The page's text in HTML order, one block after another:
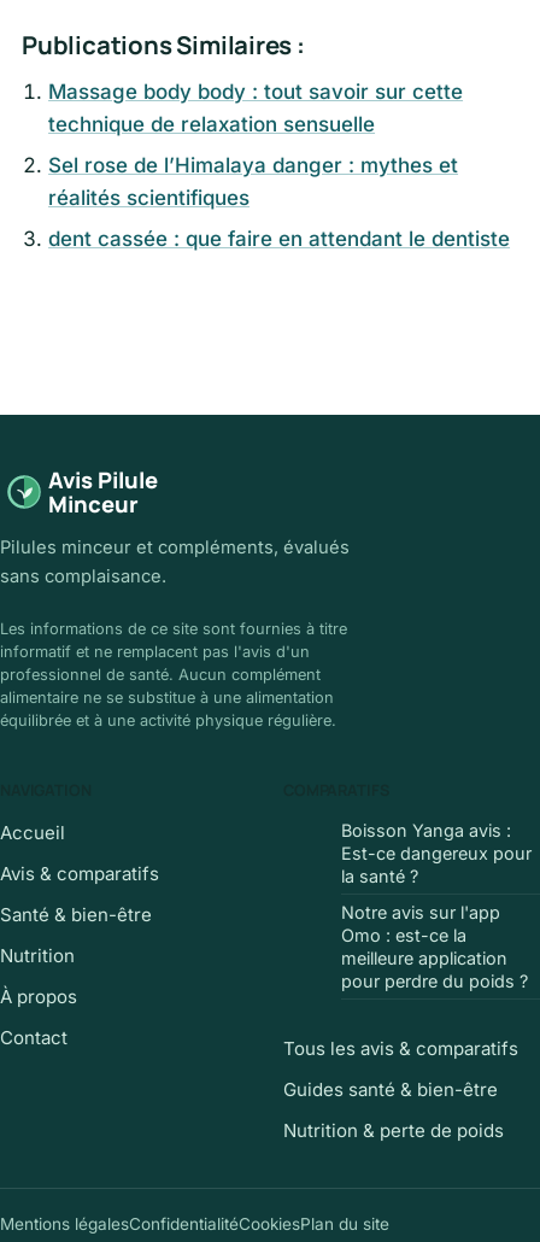
Publications Similaires :
Massage body body : tout savoir sur cette
technique de relaxation sensuelle
Sel rose de l’Himalaya danger : mythes et
réalités scientifiques
dent cassée : que faire en attendant le dentiste
Avis Pilule
Minceur
Pilules minceur et compléments, évalués
sans complaisance.
Les informations de ce site sont fournies à titre
informatif et ne remplacent pas l'avis d'un
professionnel de santé. Aucun complément
alimentaire ne se substitue à une alimentation
équilibrée et à une activité physique régulière.
Accueil
Avis & comparatifs
Santé & bien-être
Nutrition
À propos
Contact
Boisson Yanga avis :
Est-ce dangereux pour
la santé ?
Notre avis sur l'app
Omo : est-ce la
meilleure application
pour perdre du poids ?
Tous les avis & comparatifs
Guides santé & bien-être
Nutrition & perte de poids
Mentions légalesConfidentialitéCookiesPlan du site